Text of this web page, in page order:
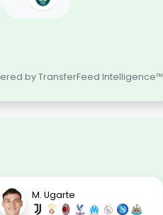
by TransferFeed Intelligence™
M. Ugarte